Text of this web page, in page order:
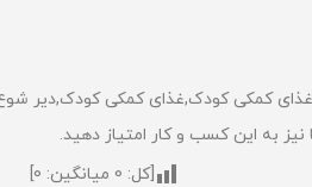
کمکی کودک,غذای کمکی کودک,دیر
نیز به این کسب و کار امتیاز دهید.
[کل: 0 میانگین: 0
]